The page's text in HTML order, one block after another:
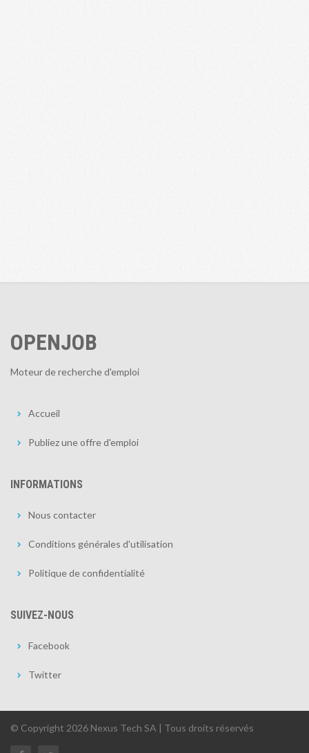
OPENJOB
Moteur de recherche d'emploi
Accueil
Publiez une offre d'emploi
INFORMATIONS
Nous contacter
Conditions générales d'utilisation
Politique de confidentialité
SUIVEZ-NOUS
Facebook
Twitter
© Copyright 2026 Nexus Tech SA | Tous droits réservés